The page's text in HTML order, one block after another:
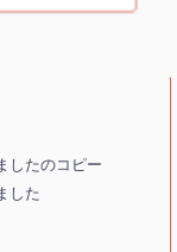
したのコピー
した